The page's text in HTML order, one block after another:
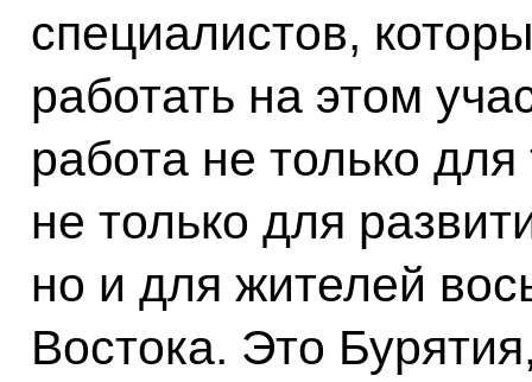
специалистов,
работать на этом
работа не только
не только для
но и для жителей
Востока. Это